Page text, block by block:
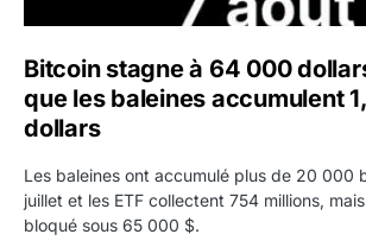
Bitcoin stagne à 64 000
que les baleines accumulent
dollars
Les baleines ont accumulé plus de 20 000
juillet et les ETF collectent 754 millions,
bloqué sous 65 000 $.